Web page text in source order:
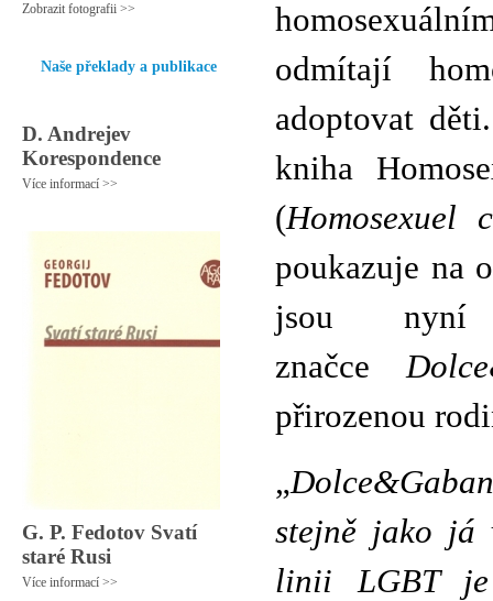
Zobrazit fotografii >>
Naše překlady a publikace
D. Andrejev
Korespondence
Více informací >>
G. P. Fedotov Svatí
staré Rusi
Více informací >>
odmítají
adoptovat
kniha
(Homosexuel
poukazuje na
jsou
značce
přirozenou
„
stejně jako já
linii LGBT je